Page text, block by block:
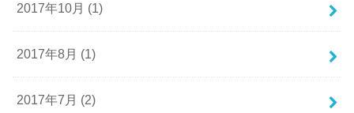
2017年10月 (1)
2017年8月 (1)
2017年7月 (2)